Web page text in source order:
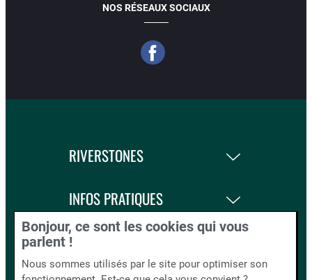
NOS RÉSEAUX SOCIAUX
RIVERSTONES
INFOS PRATIQUES
LA BOUTIQUE
Bonjour, ce sont les cookies qui vous
parlent !
Nous sommes utilisés par le site pour optimiser son